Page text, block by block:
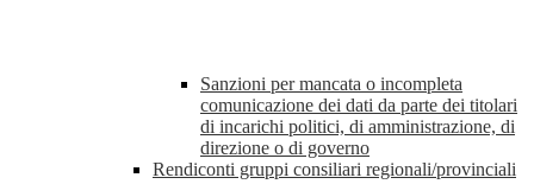
Sanzioni per mancata o incompleta
comunicazione dei dati da parte dei titolari
di incarichi politici, di amministrazione, di
direzione o di governo
Rendiconti gruppi consiliari regionali/provinciali